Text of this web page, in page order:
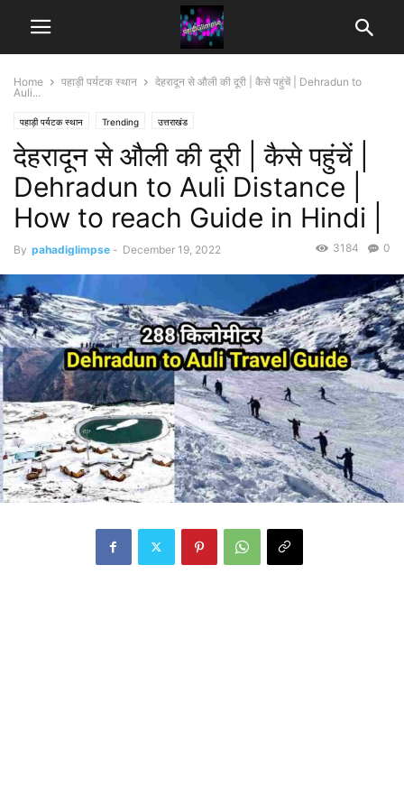
Home पहाड़ी पर्यटक स्थान
देहरादून से औली की दूरी | कैसे पहुंचें | Dehradun to
Auli...
पहाड़ी पर्यटक स्थान Trending उत्तराखंड
देहरादून से औली की दूरी | कैसे पहुंचें |
Dehradun to Auli Distance |
How to reach Guide in Hindi |
By pahadiglimpse - December 19, 2022 0
3184